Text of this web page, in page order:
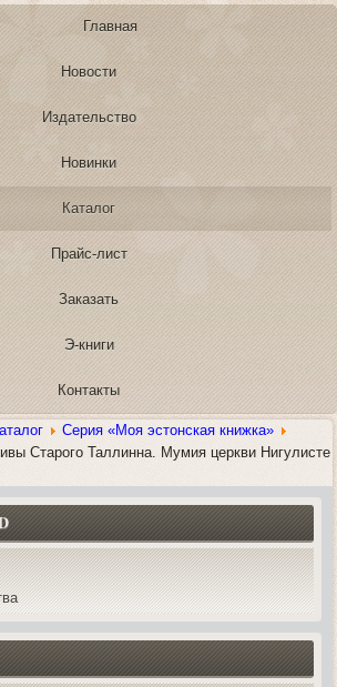
Главная
Новости
Издательство
Новинки
Каталог
Прайс-лист
Заказать
Э-книги
Контакты
Серия «Моя эстонская книжка»
Старого Таллинна. Мумия церкви Нигулисте